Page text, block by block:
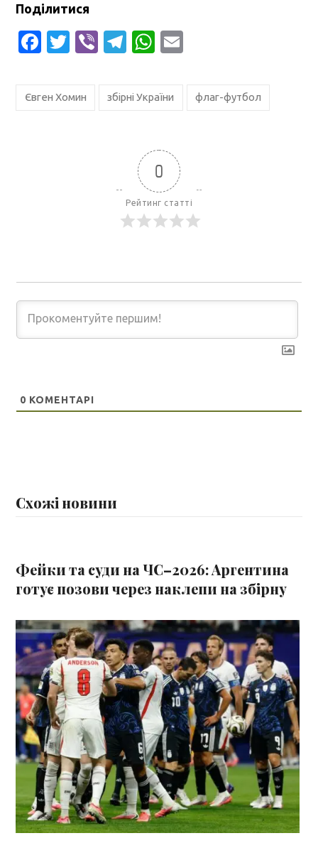
Поділитися
Facebook
Twitter
ViberTelegram
WhatsApp
Євген Хомин збірні України флаг-футбол
0
Рейтинг статті
0 КОМЕНТАРІ
Схожі новини
Фейки та суди на ЧС–2026: Аргентина
готує позови через наклепи на збірну